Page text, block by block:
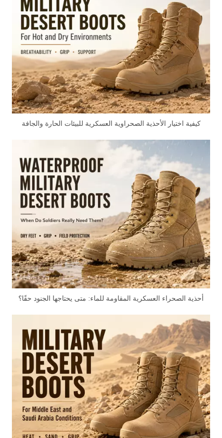
كيفية اختيار الأحذية الصحراوية العسكرية للبيئات الحارة والجافة
أحذية الصحراء العسكرية المقاومة للماء: متى يحتاجها الجنود حقًا؟